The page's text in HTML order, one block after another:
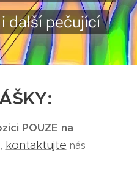
další pečující
POUZE na
kontaktujte nás